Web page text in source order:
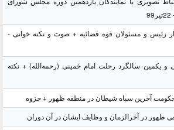
رئیس و مسئولان قوه قضائیه + صوت و نکته خوانی -
و یکمین سالگرد رحلت امام خمینی (رحمه‌الله) + نکته
آخرین سپاه شیطان در منطقه ظهور + جزوه
ظهور در آخرالزمان و وظایف ایشان در آن دوران